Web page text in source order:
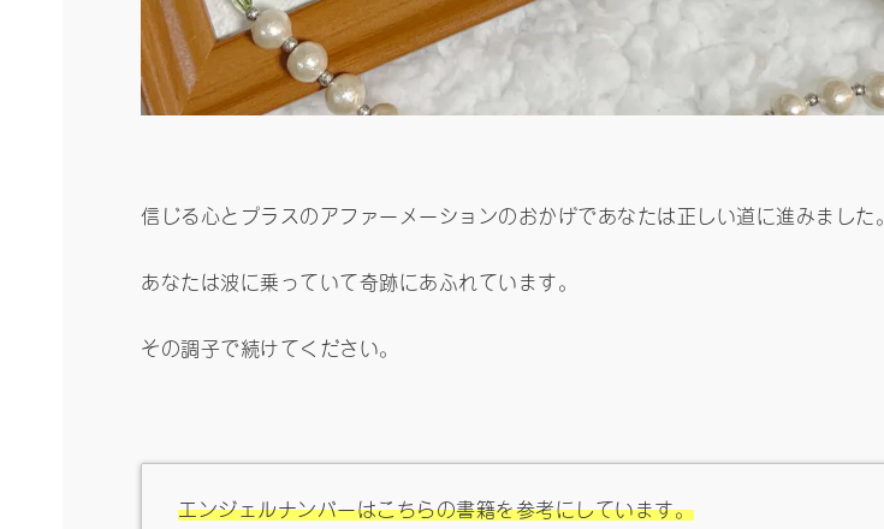
信じる心とプラスのアファーメーションのおかげであなたは正しい道に進みました。
あなたは波に乗っていて奇跡にあふれています。
その調子で続けてください。
エンジェルナンバーはこちらの書籍を参考にしています。